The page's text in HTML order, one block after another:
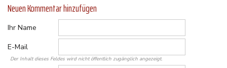
Neuen Kommentar hinzufügen
Ihr Name
E-Mail
Der Inhalt dieses Feldes wird nicht öffentlich zugänglich angezeigt.